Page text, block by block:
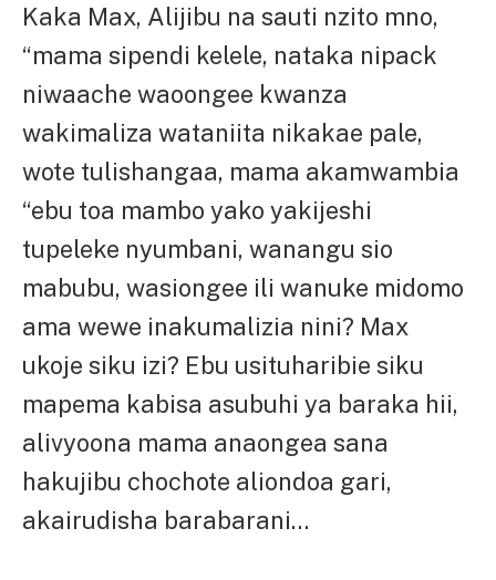
Kaka Max, Alijibu na sauti nzito mno,
“mama sipendi kelele, nataka nipack
niwaache waoongee kwanza
wakimaliza wataniita nikakae pale,
wote tulishangaa, mama akamwambia
“ebu toa mambo yako yakijeshi
tupeleke nyumbani, wanangu sio
mabubu, wasiongee ili wanuke midomo
ama wewe inakumalizia nini? Max
ukoje siku izi? Ebu usituharibie siku
mapema kabisa asubuhi ya baraka hii,
alivyoona mama anaongea sana
hakujibu chochote aliondoa gari,
akairudisha barabarani…